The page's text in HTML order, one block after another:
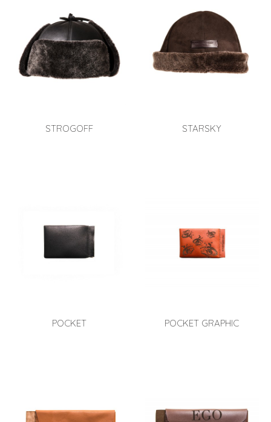
STROGOFF STARSKY
POCKET POCKET GRAPHIC